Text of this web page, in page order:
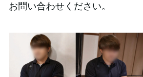
お問い合わせください。